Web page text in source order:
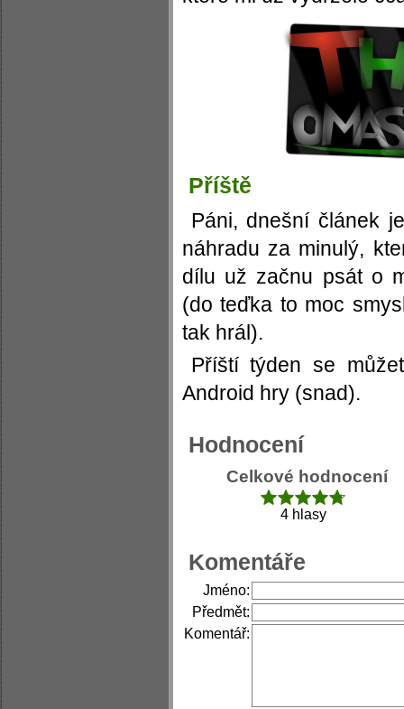
Příště
Páni, dnešní článek
náhradu za minulý,
dílu už začnu psát o
(do teďka to moc
tak hrál).
Příští týden se
Android hry (snad).
Hodnocení
Celkové hodnocení
4 hlasy
Komentáře
Jméno:
Předmět:
Komentář: